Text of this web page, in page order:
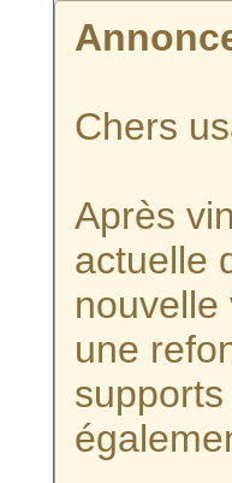
Chers
Après
actuelle
nouvelle
une